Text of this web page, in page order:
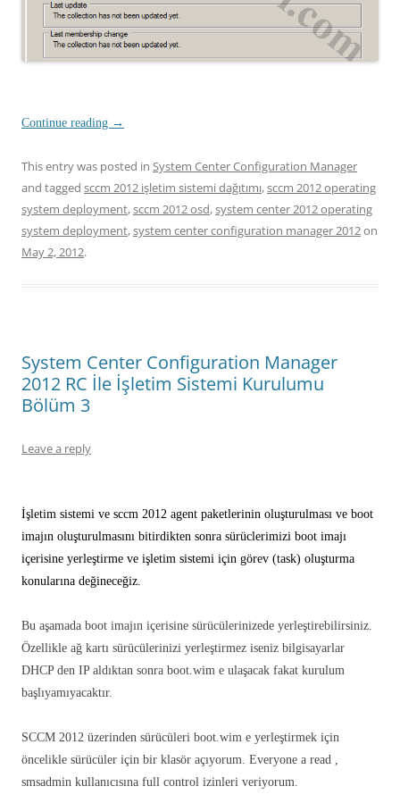
Continue reading →
This entry was posted in System Center Configuration Manager
and tagged sccm 2012 işletim sistemi dağıtımı,sccm 2012 operating
system deployment,sccm 2012 osd,system center 2012 operating
system deployment,system center configuration manager 2012on
May 2, 2012.
System Center Configuration Manager
2012 RC İle İşletim Sistemi Kurulumu
Bölüm 3
Leave a reply
İşletim sistemi ve sccm 2012 agent paketlerinin oluşturulması ve boot
imajın oluşturulmasını bitirdikten sonra sürüclerimizi boot imajı
içerisine yerleştirme ve işletim sistemi için görev (task) oluşturma
konularına değineceğiz.
Bu aşamada boot imajın içerisine sürücülerinizede yerleştirebilirsiniz.
Özellikle ağ kartı sürücülerinizi yerleştirmez iseniz bilgisayarlar
DHCP den IP aldıktan sonra boot.wim e ulaşacak fakat kurulum
başlıyamıyacaktır.
SCCM 2012 üzerinden sürücüleri boot.wim e yerleştirmek için
öncelikle sürücüler için bir klasör açıyorum. Everyone a read ,
smsadmin kullanıcısına full control izinleri veriyorum.